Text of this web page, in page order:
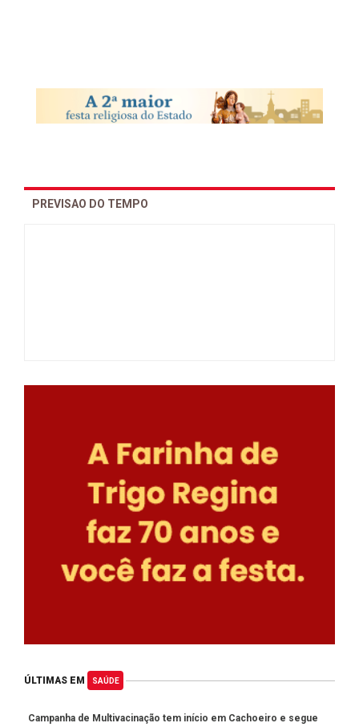
PREVISAO DO TEMPO
ÚLTIMAS EM SAÚDE
Campanha de Multivacinação tem início em Cachoeiro e segue